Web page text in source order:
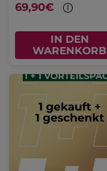
69,90€
IN DEN
WARENKORB